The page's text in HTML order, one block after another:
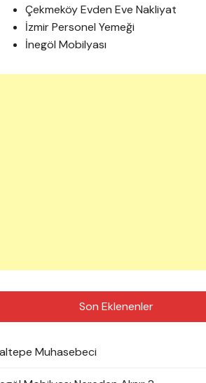
Çekmeköy Evden Eve Nakliyat
İzmir Personel Yemeği
İnegöl Mobilyası
Son Eklenenler
Muhasebeci